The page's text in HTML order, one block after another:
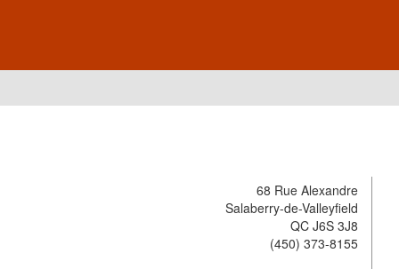
68 Rue Alexandre
Salaberry-de-Valleyfield
QC J6S 3J8
(450) 373-8155